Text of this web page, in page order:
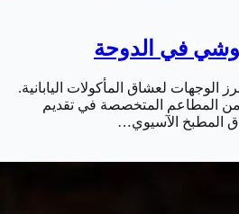
في الدوحة
الوجهات لعشاق المأكولات اليابانية.
المطاعم المتخصصة في تقديم
المطبخ الآسيوي…